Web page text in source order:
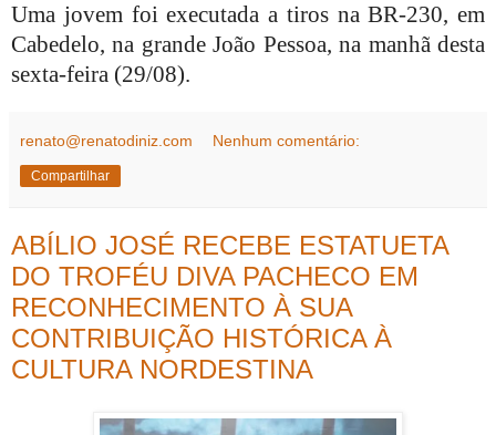
Uma jovem foi executada a tiros na BR-230, em
Cabedelo, na grande João Pessoa, na manhã desta
sexta-feira (29/08).
renato@renatodiniz.com Nenhum comentário:
Compartilhar
ABÍLIO JOSÉ RECEBE ESTATUETA
DO TROFÉU DIVA PACHECO EM
RECONHECIMENTO À SUA
CONTRIBUIÇÃO HISTÓRICA À
CULTURA NORDESTINA